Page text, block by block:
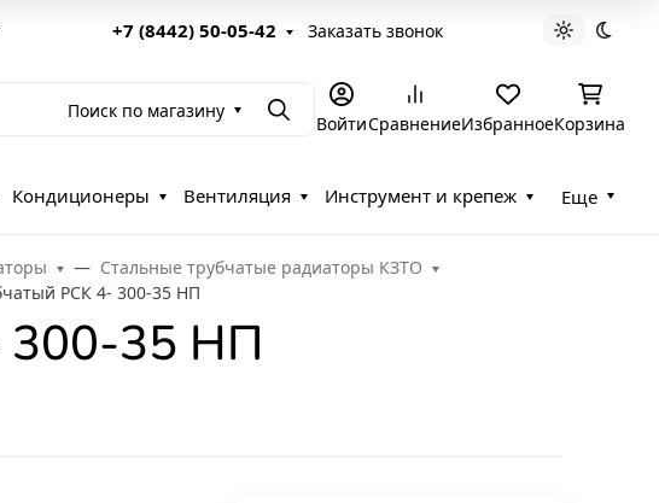
+7 (8442) 50-05-42 Заказать звонок Светлая
Поиск по магазину ПоискВойтиСравнениеИзбранноеКорзина
Кондиционеры Вентиляция Инструмент и крепеж Еще
Стальные трубчатые радиаторы КЗТО
РСК 4- 300-35 НП
300-35 НП